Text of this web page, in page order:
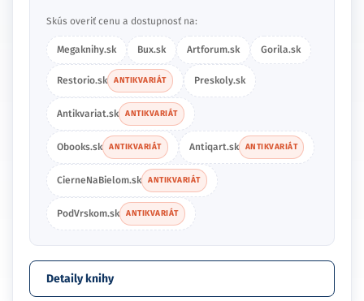
Skús overiť cenu a dostupnosť na:
Megaknihy.sk Bux.sk Artforum.sk Gorila.sk
Restorio.sk ANTIKVARIÁT Preskoly.sk
Antikvariat.sk ANTIKVARIÁT
Obooks.sk ANTIKVARIÁT Antiqart.sk ANTIKVARIÁT
CierneNaBielom.sk ANTIKVARIÁT
PodVrskom.sk ANTIKVARIÁT
Detaily knihy